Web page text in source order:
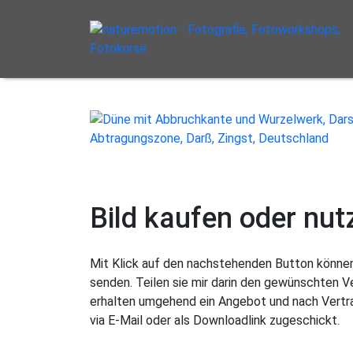
Bild kaufen oder
Mit Klick auf den nachstehenden Button
senden. Teilen sie mir darin den gewünschten
erhalten umgehend ein Angebot und nach
via E-Mail oder als Downloadlink zugeschickt.